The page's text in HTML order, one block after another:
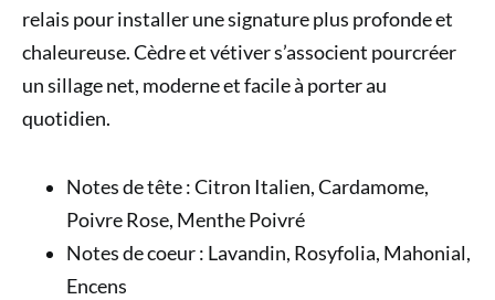
relais pour installer une signature plus profonde et
chaleureuse. Cèdre et vétiver s’associent pourcréer
un sillage net, moderne et facile à porter au
quotidien.
Notes de tête : Citron Italien, Cardamome,
Poivre Rose, Menthe Poivré
Notes de coeur : Lavandin, Rosyfolia, Mahonial,
Encens